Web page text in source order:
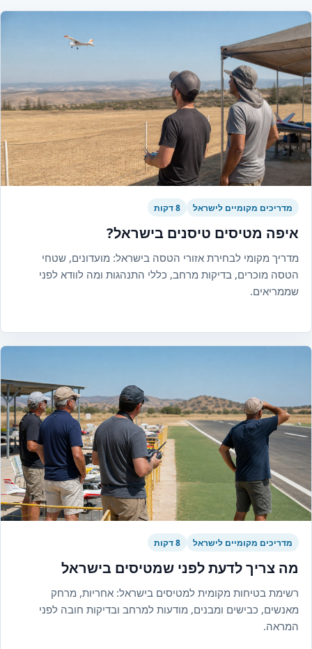
מדריכים מקומיים לישראל 8 דקות
איפה מטיסים טיסנים בישראל?
מדריך מקומי לבחירת אזורי הטסה בישראל: מועדונים, שטחי
הטסה מוכרים, בדיקות מרחב, כללי התנהגות ומה לוודא לפני
שממריאים.
מדריכים מקומיים לישראל 8 דקות
מה צריך לדעת לפני שמטיסים בישראל
רשימת בטיחות מקומית למטיסים בישראל: אחריות, מרחק
מאנשים, כבישים ומבנים, מודעות למרחב ובדיקות חובה לפני
המראה.